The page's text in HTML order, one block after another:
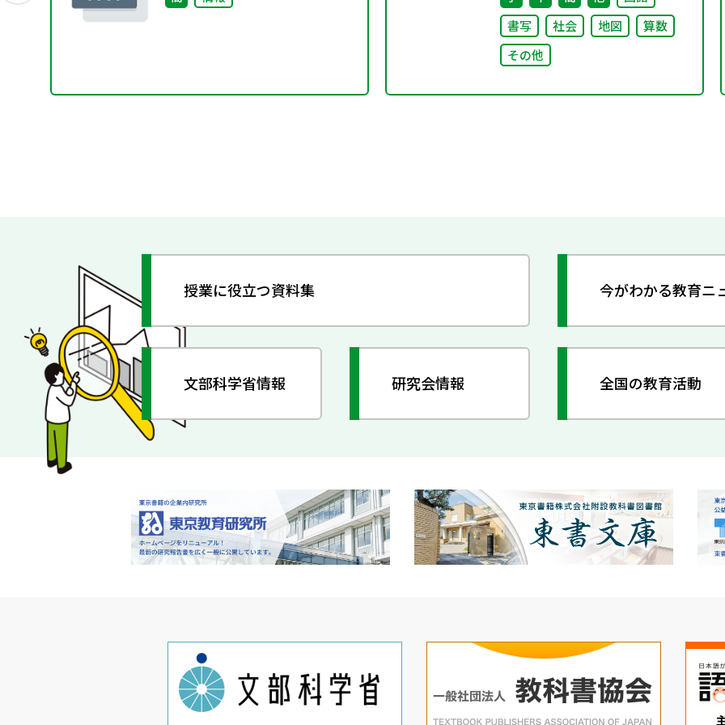
書写
社会 地図
算数
その他
授業に役立つ資料集 今がわかる教育ニ
文部科学省情報 研究会情報 全国の教育活動